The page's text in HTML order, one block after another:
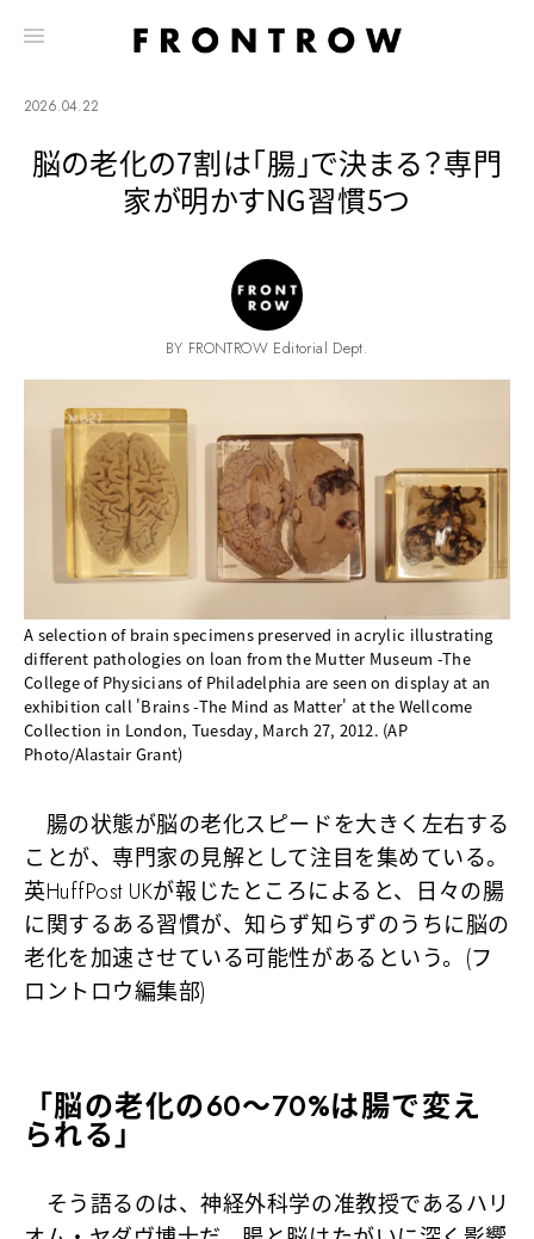
2026.04.22
脳の老化の7割は「腸」で決まる？専門
家が明かすNG習慣5つ
BY FRONTROW Editorial Dept.
A selection of brain specimens preserved in acrylic illustrating
different pathologies on loan from the Mutter Museum -The
College of Physicians of Philadelphia are seen on display at an
exhibition call 'Brains -The Mind as Matter' at the Wellcome
Collection in London, Tuesday, March 27, 2012. (AP
Photo/Alastair Grant)
腸の状態が脳の老化スピードを大きく左右する
ことが、専門家の見解として注目を集めている。
英HuffPost UKが報じたところによると、日々の腸
に関するある習慣が、知らず知らずのうちに脳の
老化を加速させている可能性があるという。(フ
ロントロウ編集部)
「脳の老化の60〜70%は腸で変え
られる」
そう語るのは、神経外科学の准教授であるハリ